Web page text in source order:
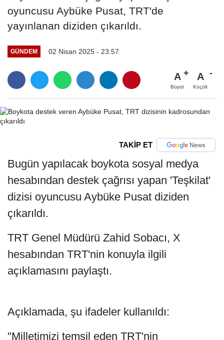
oyuncusu Aybüke Pusat, TRT'de
yayınlanan diziden çıkarıldı.
GÜNDEM 02 Nisan 2025 - 23:57
A
Büyüt
A
Küçült
TAKİP ET
Bugün yapılacak boykota sosyal medya
hesabından destek çağrısı yapan 'Teşkilat'
dizisi oyuncusu Aybüke Pusat diziden
çıkarıldı.
TRT Genel Müdürü Zahid Sobacı, X
hesabından TRT'nin konuyla ilgili
açıklamasını paylaştı.
Açıklamada, şu ifadeler kullanıldı:
"Milletimizi temsil eden TRT'nin